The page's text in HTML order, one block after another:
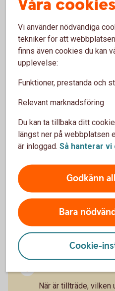
Hemförsäkring
Skatteverket
Skatteverkets information
privatbostad
Skatter på uthyrning av
Tänk också på
ut:
Skriv kontrakt
När är tillträde, vilken
Våra
Vi använder nödvändiga
tekniker för att
finns även cookies du kan
upplevelse:
Funktioner, prestanda och
Relevant marknadsföring
Du kan ta tillbaka ditt
längst ner på webbplatsen
är inloggad. Så hanterar vi
Godkänn
Bara
Cookie-